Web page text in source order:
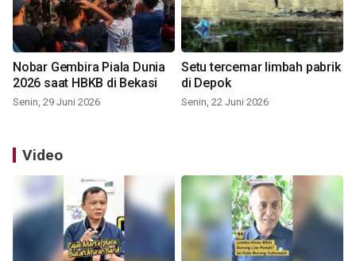
Nobar Gembira Piala Dunia
2026 saat HBKB di Bekasi
Senin, 29 Juni 2026
Setu tercemar limbah pabrik
di Depok
Senin, 22 Juni 2026
Video